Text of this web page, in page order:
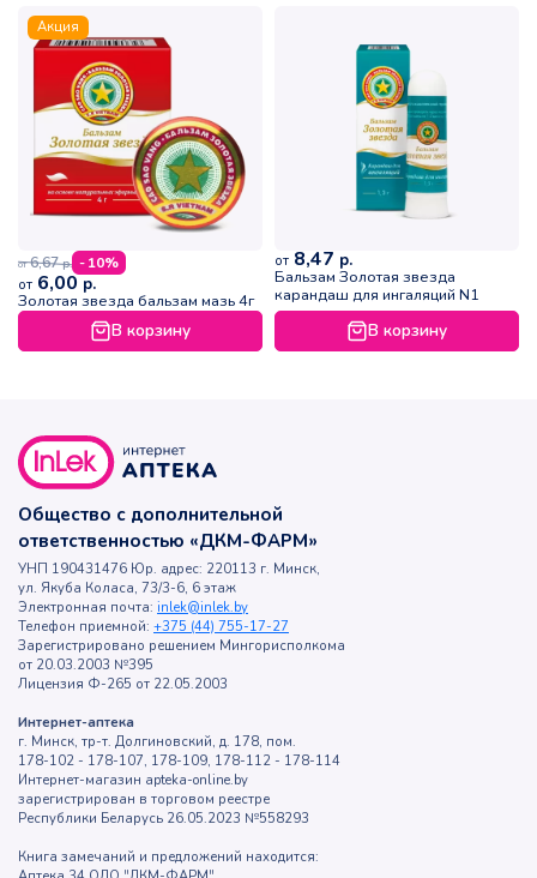
Акция
от 6,67р. - 10%
от 6,00 р.
Золотая звезда бальзам мазь 4г
В корзину
от 8,47 р.
Бальзам Золотая звезда
карандаш для ингаляций N1
В корзину
Общество с дополнительной
ответственностью «ДКМ-ФАРМ»
УНП 190431476 Юр. адрес: 220113 г. Минск,
ул. Якуба Коласа, 73/3-6, 6 этаж
Электронная почта: inlek@inlek.by
Телефон приемной: +375 (44) 755-17-27
Зарегистрировано решением Мингорисполкома
от 20.03.2003 №395
Лицензия Ф-265 от 22.05.2003
Интернет-аптека
г. Минск, тр-т. Долгиновский, д. 178, пом.
178-102 - 178-107, 178-109, 178-112 - 178-114
Интернет-магазин apteka-online.by
зарегистрирован в торговом реестре
Республики Беларусь 26.05.2023 №558293
Книга замечаний и предложений находится: